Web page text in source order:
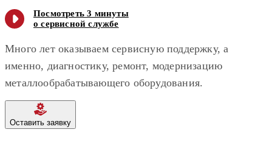
Посмотреть 3 минуты
о сервисной службе
Много лет оказываем сервисную поддержку, а
именно, диагностику, ремонт, модернизацию
металлообрабатывающего оборудования.
Оставить заявку